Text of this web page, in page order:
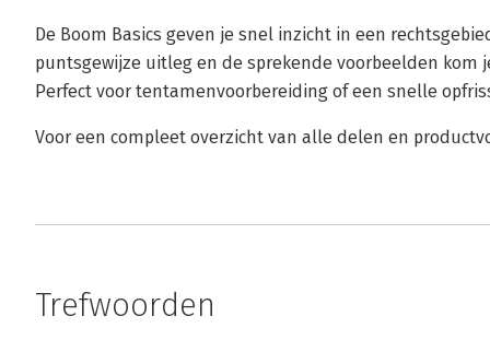
De Boom Basics geven je snel inzicht in een
puntsgewijze uitleg en de sprekende voorbeelden kom
Perfect voor tentamenvoorbereiding of een snelle
Voor een compleet overzicht van alle delen en
Trefwoorden